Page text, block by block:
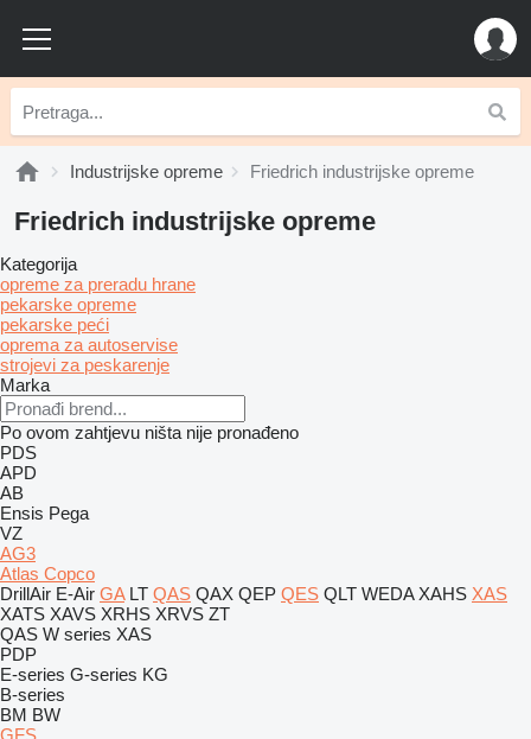
Industrijske opreme Friedrich industrijske opreme
Friedrich industrijske opreme
Kategorija
opreme za preradu hrane
pekarske opreme
pekarske peći
oprema za autoservise
strojevi za peskarenje
Marka
Po ovom zahtjevu ništa nije pronađeno
PDS
APD
AB
Ensis Pega
VZ
AG3
Atlas Copco
DrillAir E-Air GA LT QAS QAX QEP QES QLT WEDA XAHS XAS
XATS XAVS XRHS XRVS ZT
QAS W series XAS
PDP
E-series G-series KG
B-series
BM BW
GFS